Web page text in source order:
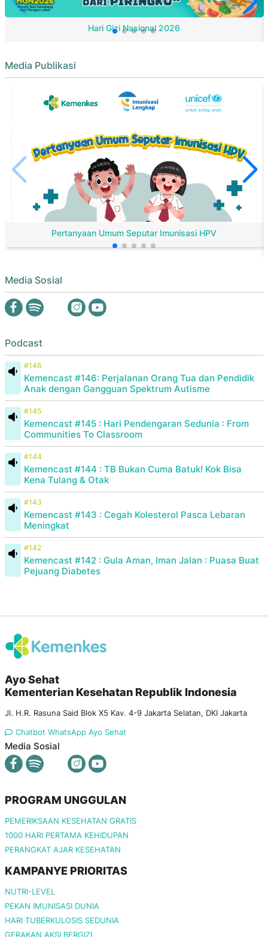
Hari Gizi Nasional 2026
Media Publikasi
Pertanyaan Umum Seputar Imunisasi HPV
Media Sosial
Podcast
#146
Kemencast #146: Perjalanan Orang Tua dan Pendidik
Anak dengan Gangguan Spektrum Autisme
#145
Kemencast #145 : Hari Pendengaran Sedunia : From
Communities To Classroom
#144
Kemencast #144 : TB Bukan Cuma Batuk! Kok Bisa
Kena Tulang & Otak
#143
Kemencast #143 : Cegah Kolesterol Pasca Lebaran
Meningkat
#142
Kemencast #142 : Gula Aman, Iman Jalan : Puasa Buat
Pejuang Diabetes
Ayo Sehat
Kementerian Kesehatan Republik Indonesia
Jl. H.R. Rasuna Said Blok X5 Kav. 4-9 Jakarta Selatan, DKI Jakarta
Chatbot WhatsApp Ayo Sehat
Media Sosial
PROGRAM UNGGULAN
PEMERIKSAAN KESEHATAN GRATIS
1000 HARI PERTAMA KEHIDUPAN
PERANGKAT AJAR KESEHATAN
KAMPANYE PRIORITAS
NUTRI-LEVEL
PEKAN IMUNISASI DUNIA
HARI TUBERKULOSIS SEDUNIA
GERAKAN AKSI BERGIZI